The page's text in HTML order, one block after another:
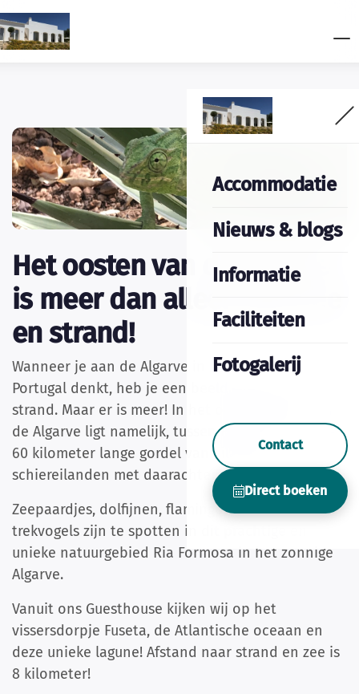
Accommodatie
Nieuws & blogs
Informatie
Faciliteiten
Fotogalerij
Contact
Direct boeken
Het oosten van de Algarve
is meer dan alleen zon, zee
en strand!
Wanneer je aan de Algarve in het zuiden van
Portugal denkt, heb je een beeld van zon, zee en
strand. Maar er is meer! In het oostelijk deel van
de Algarve ligt namelijk, tussen Faro en Tavira, een
60 kilometer lange gordel van eilanden en
schiereilanden met daarachter een lagune.
Zeepaardjes, dolfijnen, flamingos, kameleons,
trekvogels zijn te spotten in dit prachtige en
unieke natuurgebied Ria Formosa in het zonnige
Algarve.
Vanuit ons Guesthouse kijken wij op het
vissersdorpje Fuseta, de Atlantische oceaan en
deze unieke lagune! Afstand naar strand en zee is
8 kilometer!